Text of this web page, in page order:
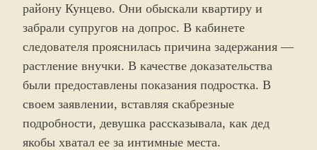
району Кунцево. Они обыскали квартиру и
забрали супругов на допрос. В кабинете
следователя прояснилась причина задержания —
растление внучки. В качестве доказательства
были предоставлены показания подростка. В
своем заявлении, вставляя скабрезные
подробности, девушка рассказывала, как дед
якобы хватал ее за интимные места.